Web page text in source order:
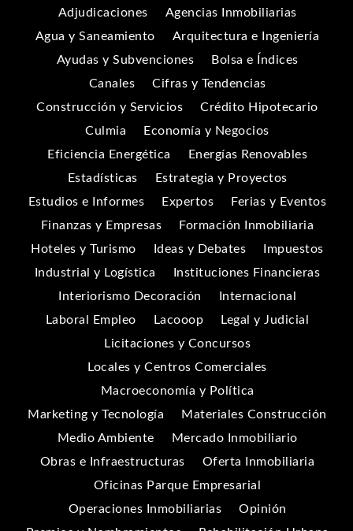
Adjudicaciones
Agencias Inmobiliarias
Agua y Saneamiento
Arquitectura e Ingeniería
Ayudas y Subvenciones
Bolsa e Índices
Canales
Cifras y Tendencias
Construcción y Servicios
Crédito Hipotecario
Culmia
Economía y Negocios
Eficiencia Energética
Energías Renovables
Estadísticas
Estrategia y Proyectos
Estudios e Informes
Expertos
Ferias y Eventos
Finanzas y Empresas
Formación Inmobiliaria
Hoteles y Turismo
Ideas y Debates
Impuestos
Industrial y Logística
Instituciones Financieras
Interiorismo Decoración
Internacional
Laboral Empleo
Lacooop
Legal y Judicial
Licitaciones y Concursos
Locales y Centros Comerciales
Macroeconomía y Política
Marketing y Tecnología
Materiales Construcción
Medio Ambiente
Mercado Inmobiliario
Obras e Infraestructuras
Oferta Inmobiliaria
Oficinas Parque Empresarial
Operaciones Inmobiliarias
Opinión